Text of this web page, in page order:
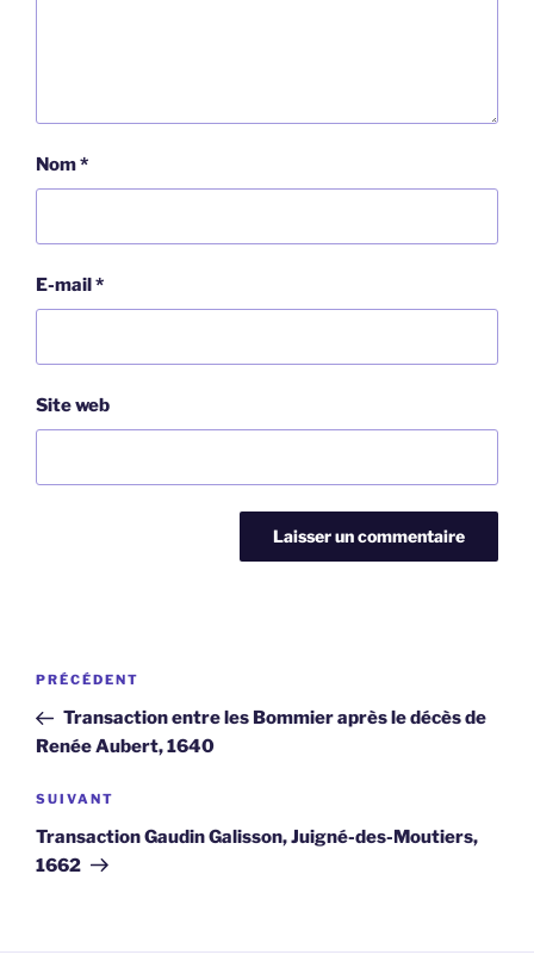
Nom*
E-mail*
Site web
Navigation
l’article
Article
précédent
PRÉCÉDENT
Transaction entre les Bommier après le décès de
Renée Aubert, 1640
Article
suivant
SUIVANT
Transaction Gaudin Galisson, Juigné-des-Moutiers,
1662